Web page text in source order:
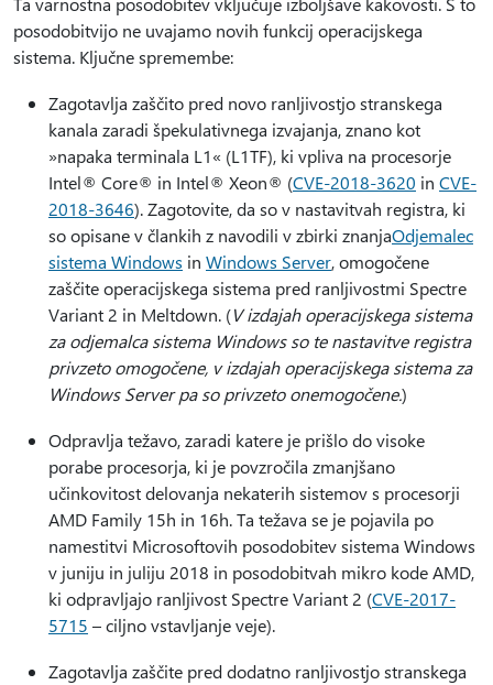
posodobitvijo ne uvajamo novih funkcij operacijskega
sistema. Ključne spremembe:
Zagotavlja zaščito pred novo ranljivostjo stranskega
kanala zaradi špekulativnega izvajanja, znano kot
»napaka terminala L1« (L1TF), ki vpliva na procesorje
Intel® Core® in Intel® Xeon® (CVE-2018-3620 in CVE-
2018-3646). Zagotovite, da so v nastavitvah registra, ki
so opisane v člankih z navodili v zbirki znanjaOdjemalec
sistema Windows in Windows Server, omogočene
zaščite operacijskega sistema pred ranljivostmi Spectre
Variant 2 in Meltdown. (V izdajah operacijskega sistema
za odjemalca sistema Windows so te nastavitve registra
privzeto omogočene, v izdajah operacijskega sistema za
Windows Server pa so privzeto onemogočene.)
Odpravlja težavo, zaradi katere je prišlo do visoke
porabe procesorja, ki je povzročila zmanjšano
učinkovitost delovanja nekaterih sistemov s procesorji
AMD Family 15h in 16h. Ta težava se je pojavila po
namestitvi Microsoftovih posodobitev sistema Windows
v juniju in juliju 2018 in posodobitvah mikro kode AMD,
ki odpravljajo ranljivost Spectre Variant 2 (CVE-2017-
5715 – ciljno vstavljanje veje).
Zagotavlja zaščite pred dodatno ranljivostjo stranskega